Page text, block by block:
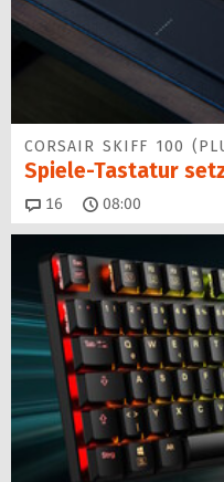
CORSAIR SKIFF 100
Spiele-Tastatur
16 Kommentare
08:00